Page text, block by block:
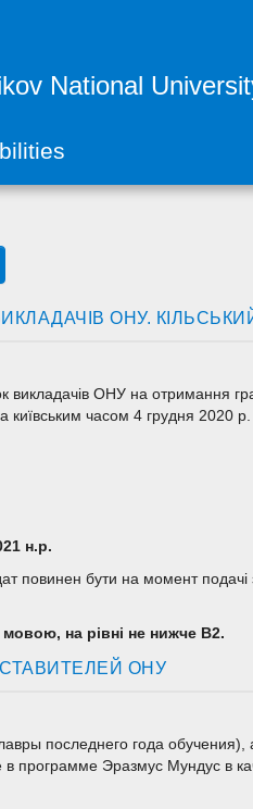
National
ОНУ.
викладачів ОНУ на отримання
київським часом 4 грудня 2020
н.р.
повинен бути на момент подачі
на рівні не нижче В2.
ОНУ
последнего года
программе Эразмус Мундус в